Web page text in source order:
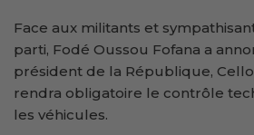
Face aux militants et
parti, Fodé Oussou Fofana a
président de la République,
rendra obligatoire le contrôle
les véhicules.